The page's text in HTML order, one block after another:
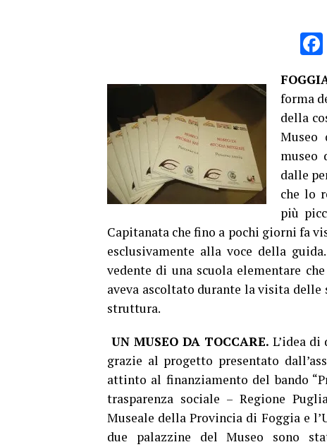
forma
della
Museo
museo
dalle
che lo
più
Capitanata che fino a pochi giorni fa
esclusivamente alla voce della
vedente di una scuola elementare
aveva ascoltato durante la visita
struttura.
UN MUSEO DA TOCCARE. L’idea
grazie al progetto presentato
attinto al finanziamento del bando
trasparenza sociale – Regione
Museale della Provincia di Foggia e
due palazzine del Museo sono